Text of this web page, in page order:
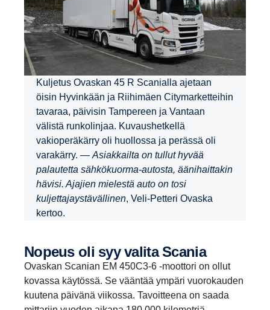
Kuljetus Ovaskan 45 R Scanialla ajetaan
öisin Hyvinkään ja Riihimäen Citymarketteihin
tavaraa, päivisin Tampereen ja Vantaan
välistä runkolinjaa. Kuvaushetkellä
vakioperäkärry oli huollossa ja perässä oli
varakärry. — Asiakkailta on tullut hyvää
palautetta sähkökuorma-autosta, äänihaittakin
hävisi. Ajajien mielestä auto on tosi
kuljettajaystävällinen, Veli-Petteri Ovaska
kertoo.
Nopeus oli syy valita Scania
Ovaskan Scanian EM 450C3-6 -moottori on ollut
kovassa käytössä. Se vääntää ympäri vuorokauden
kuutena päivänä viikossa. Tavoitteena on saada